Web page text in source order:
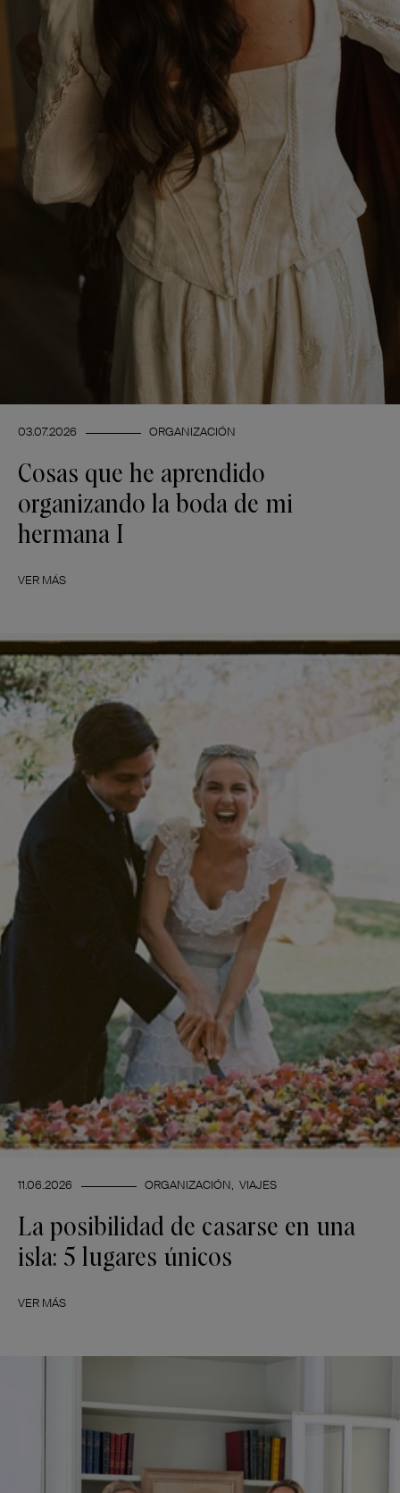
03.07.2026 ORGANIZACIÓN
Cosas que he aprendido
organizando la boda de mi
hermana I
VER MÁS
11.06.2026 ORGANIZACIÓN VIAJES
La posibilidad de casarse en una
isla: 5 lugares únicos
VER MÁS